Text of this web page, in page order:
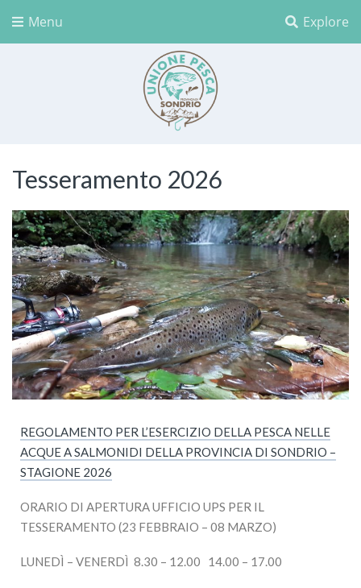
Explore
Menu
Tesseramento 2026
REGOLAMENTO PER L’ESERCIZIO DELLA PESCA NELLE
ACQUE A SALMONIDI DELLA PROVINCIA DI SONDRIO –
STAGIONE 2026
ORARIO DI APERTURA UFFICIO UPS PER IL
TESSERAMENTO (23 FEBBRAIO – 08 MARZO)
LUNEDÌ – VENERDÌ 8.30 – 12.00 14.00 – 17.00